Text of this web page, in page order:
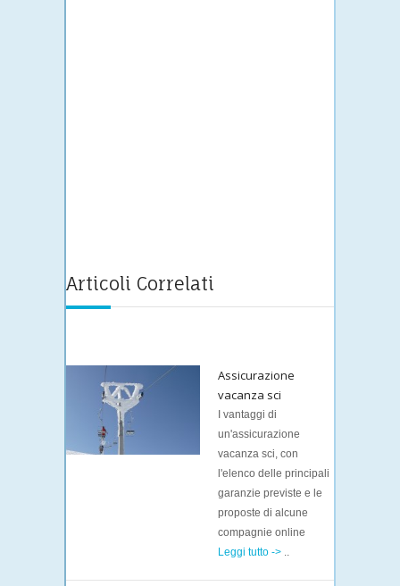
Articoli Correlati
Assicurazione
vacanza sci
I vantaggi di
un'assicurazione
vacanza sci, con
l'elenco delle principali
garanzie previste e le
proposte di alcune
compagnie online
Leggi tutto -> ..